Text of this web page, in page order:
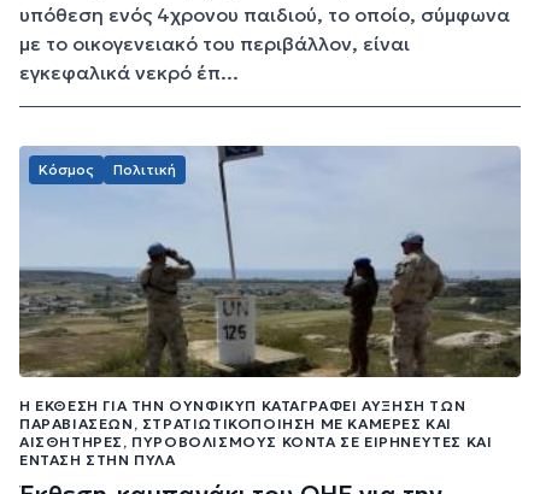
υπόθεση ενός 4χρονου παιδιού, το οποίο, σύμφωνα
με το οικογενειακό του περιβάλλον, είναι
εγκεφαλικά νεκρό έπ...
Κόσμος Πολιτική
Η ΈΚΘΕΣΗ ΓΙΑ ΤΗΝ ΟΥΝΦΙΚΥΠ ΚΑΤΑΓΡΆΦΕΙ ΑΎΞΗΣΗ ΤΩΝ
ΠΑΡΑΒΙΆΣΕΩΝ, ΣΤΡΑΤΙΩΤΙΚΟΠΟΊΗΣΗ ΜΕ ΚΆΜΕΡΕΣ ΚΑΙ
ΑΙΣΘΗΤΉΡΕΣ, ΠΥΡΟΒΟΛΙΣΜΟΎΣ ΚΟΝΤΆ ΣΕ ΕΙΡΗΝΕΥΤΈΣ ΚΑΙ
ΈΝΤΑΣΗ ΣΤΗΝ ΠΎΛΑ